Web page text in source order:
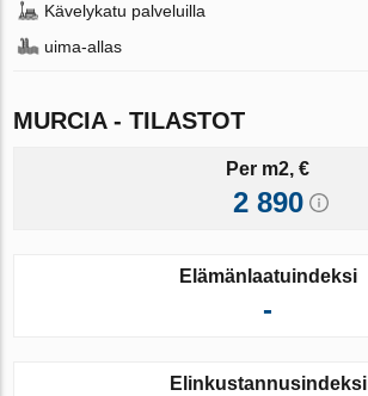
Kävelykatu palveluilla
uima-allas
MURCIA - TILASTOT
Per m2, €
2 890
Elämänlaatuindeksi
-
Elinkustannusindeksi